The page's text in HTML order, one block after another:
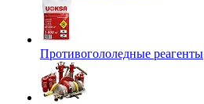
Противогололедные реагенты